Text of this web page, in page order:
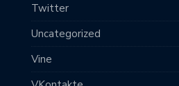
Twitter
Uncategorized
Vine